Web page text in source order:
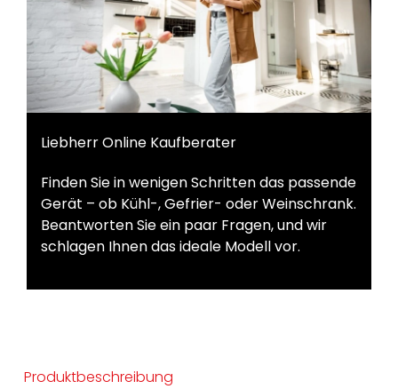
Liebherr Online Kaufberater
Finden Sie in wenigen Schritten das passende
Gerät – ob Kühl-, Gefrier- oder Weinschrank.
Beantworten Sie ein paar Fragen, und wir
schlagen Ihnen das ideale Modell vor.
Produktbeschreibung